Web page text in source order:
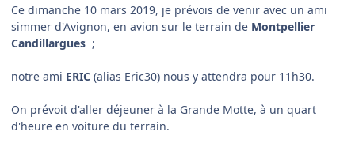
Ce dimanche 10 mars 2019, je prévois de venir avec un ami
simmer d'Avignon, en avion sur le terrain de Montpellier
Candillargues ;
notre ami ERIC (alias Eric30) nous y attendra pour 11h30.
On prévoit d'aller déjeuner à la Grande Motte, à un quart
d'heure en voiture du terrain.